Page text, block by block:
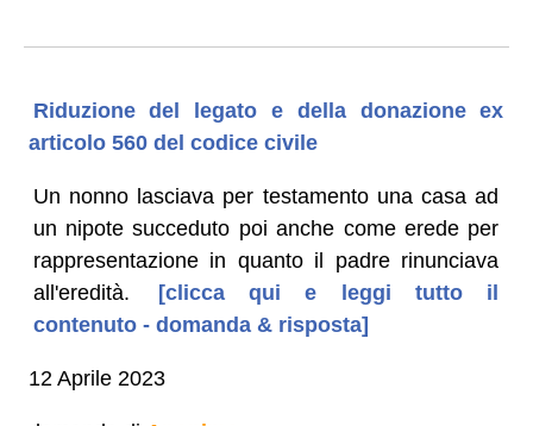
Riduzione del legato e della donazione ex
articolo 560 del codice civile
Un nonno lasciava per testamento una casa ad
un nipote succeduto poi anche come erede per
rappresentazione in quanto il padre rinunciava
all'eredità.
[clicca qui e leggi tutto il
contenuto - domanda & risposta]
12 Aprile 2023